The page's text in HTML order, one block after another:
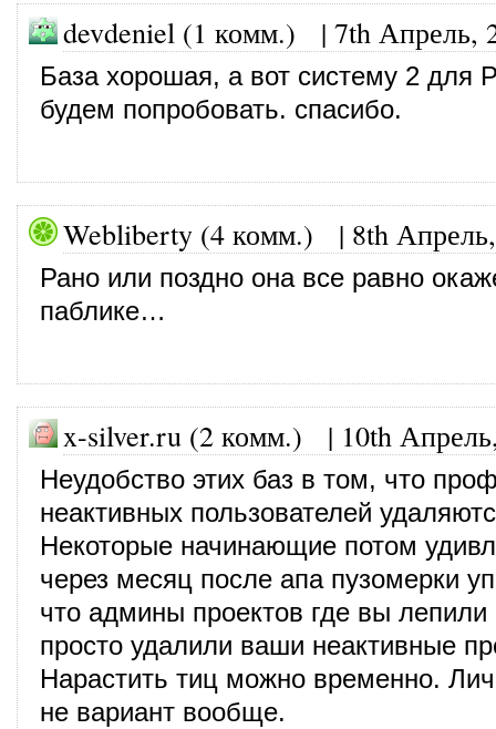
devdeniel (1 комм.) | 7th Апрель,
База хорошая, а вот систему 2 для
будем попробовать. спасибо.
Webliberty (4 комм.) | 8th
Рано или поздно она все равно
паблике…
x-silver.ru (2 комм.) | 10th
Неудобство этих баз в том, что
неактивных пользователей
Некоторые начинающие потом
через месяц после апа пузомерки
что админы проектов где вы лепили
просто удалили ваши неактивные
Нарастить тиц можно временно.
не вариант вообще.